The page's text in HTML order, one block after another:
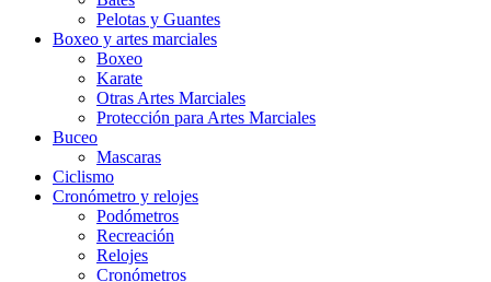
Pelotas y Guantes
Boxeo y artes marciales
Boxeo
Karate
Otras Artes Marciales
Protección para Artes Marciales
Buceo
Mascaras
Ciclismo
Cronómetro y relojes
Podómetros
Recreación
Relojes
Cronómetros